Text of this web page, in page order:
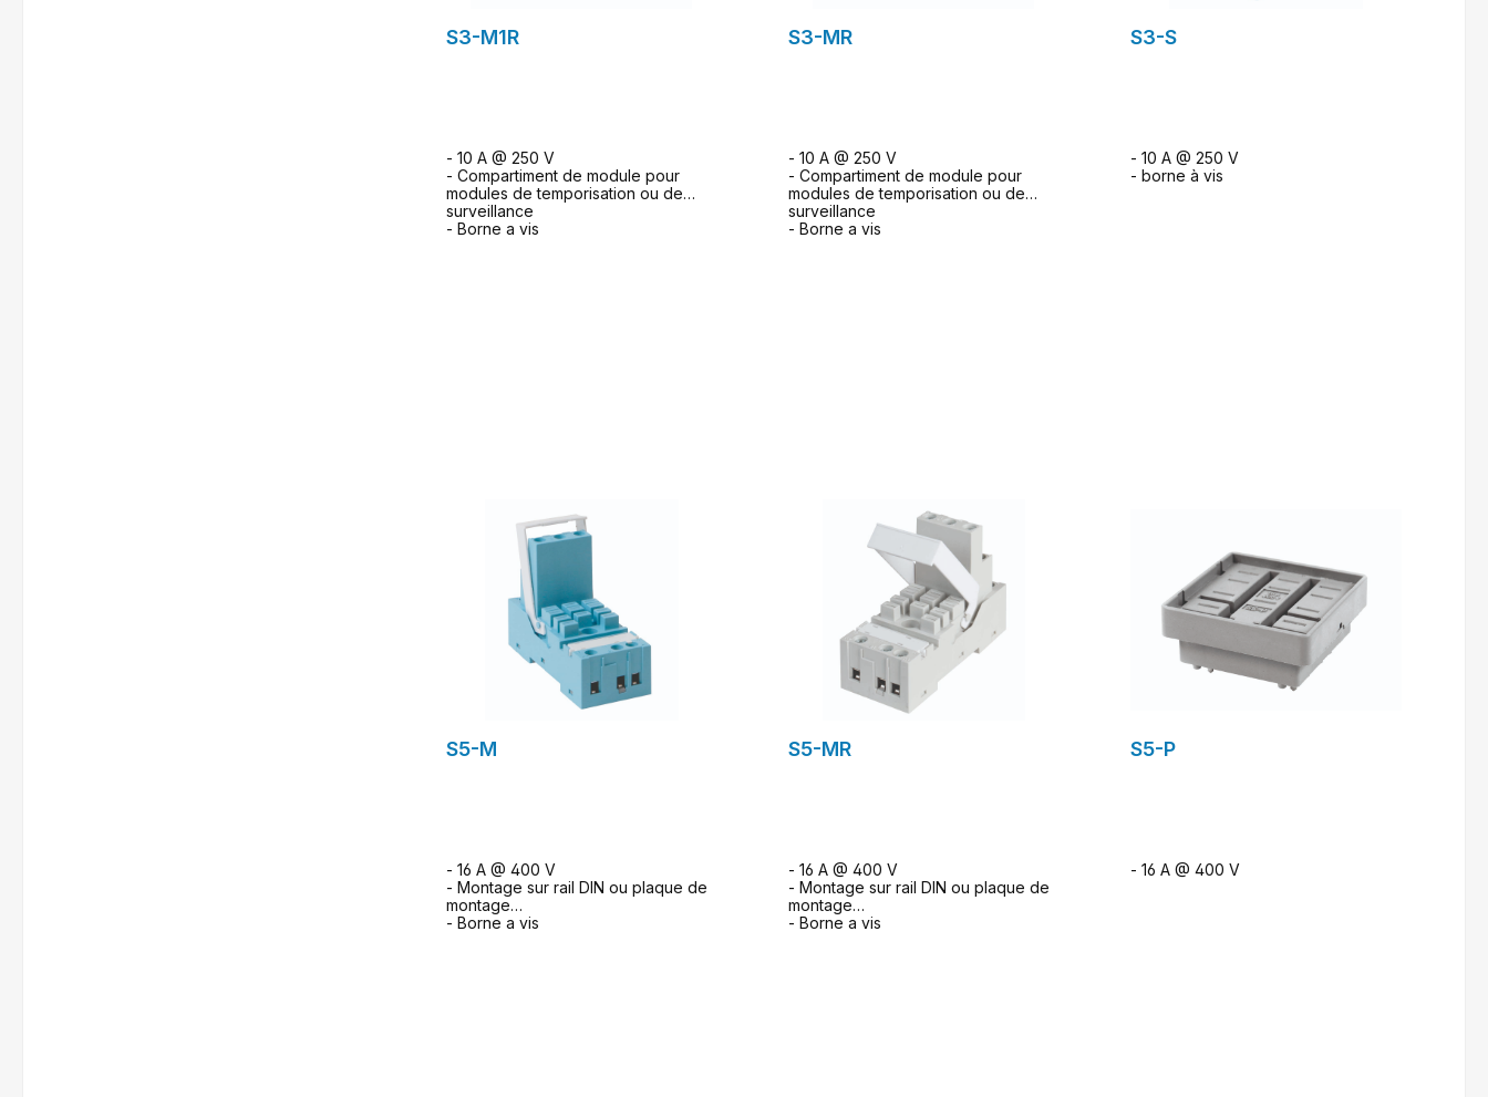
S3-M1R
- 10 A @ 250 V
- Compartiment de module pour
modules de temporisation ou de
surveillance
- Borne a vis
S3-MR
- 10 A @ 250 V
- Compartiment de module pour
modules de temporisation ou de
surveillance
- Borne a vis
S3-S
- 10 A @ 250 V
- borne à vis
S5-M
- 16 A @ 400 V
- Montage sur rail DIN ou plaque de
montage
- Borne a vis
S5-MR
- 16 A @ 400 V
- Montage sur rail DIN ou plaque de
montage
- Borne a vis
S5-P
- 16 A @ 400 V